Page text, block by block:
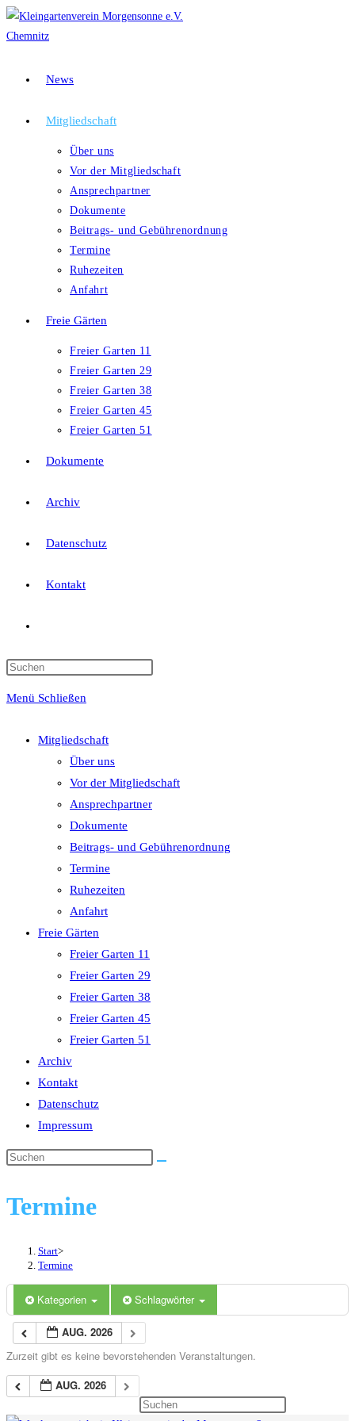
Zum
Inhalt
News
Mitgliedschaft
Über uns
Vor der Mitgliedschaft
Ansprechpartner
Dokumente
Beitrags- und Gebührenordnung
Termine
Ruhezeiten
Anfahrt
Freie Gärten
Freier Garten 11
Freier Garten 29
Freier Garten 38
Freier Garten 45
Freier Garten 51
Dokumente
Archiv
Datenschutz
Kontakt
umschalten
panel.
Menü Schließen
Mitgliedschaft
Über uns
Vor der Mitgliedschaft
Ansprechpartner
Dokumente
Beitrags- und Gebührenordnung
Termine
Ruhezeiten
Anfahrt
Freie Gärten
Freier Garten 11
Freier Garten 29
Freier Garten 38
Freier Garten 45
Freier Garten 51
Archiv
Kontakt
Datenschutz
Impressum
Diese
durchsuchen
Termine
Start>
Termine
Kategorien Schlagwörter
AUG. 2026
Zurzeit gibt es keine bevorstehenden Veranstaltungen.
AUG. 2026